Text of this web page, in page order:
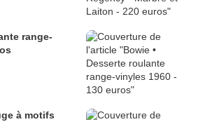
range-
à motifs